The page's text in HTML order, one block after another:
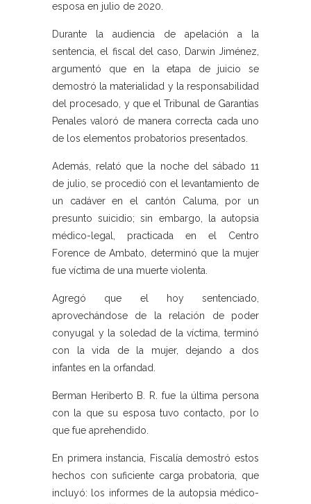
esposa en julio de 2020.
Durante la audiencia de apelación a la
sentencia, el fiscal del caso, Darwin Jiménez,
argumentó que en la etapa de juicio se
demostró la materialidad y la responsabilidad
del procesado, y que el Tribunal de Garantías
Penales valoró de manera correcta cada uno
de los elementos probatorios presentados.
Además, relató que la noche del sábado 11
de julio, se procedió con el levantamiento de
un cadáver en el cantón Caluma, por un
presunto suicidio; sin embargo, la autopsia
médico-legal, practicada en el Centro
Forence de Ambato, determinó que la mujer
fue víctima de una muerte violenta.
Agregó que el hoy sentenciado,
aprovechándose de la relación de poder
conyugal y la soledad de la víctima, terminó
con la vida de la mujer, dejando a dos
infantes en la orfandad.
Berman Heriberto B. R. fue la última persona
con la que su esposa tuvo contacto, por lo
que fue aprehendido.
En primera instancia, Fiscalía demostró estos
hechos con suficiente carga probatoria, que
incluyó: los informes de la autopsia médico-